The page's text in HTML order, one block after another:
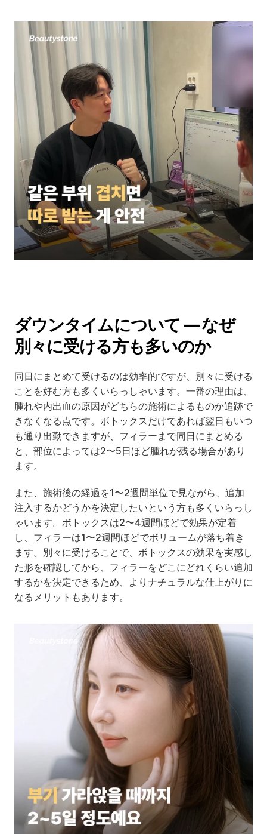
ダウンタイムについて — なぜ
別々に受ける方も多いのか
同日にまとめて受けるのは効率的ですが、別々に受ける
ことを好む方も多くいらっしゃいます。一番の理由は、
腫れや内出血の原因がどちらの施術によるものか追跡で
きなくなる点です。ボトックスだけであれば翌日もいつ
も通り出勤できますが、フィラーまで同日にまとめる
と、部位によっては2〜5日ほど腫れが残る場合があり
ます。
また、施術後の経過を1〜2週間単位で見ながら、追加
注入するかどうかを決定したいという方も多くいらっし
ゃいます。ボトックスは2〜4週間ほどで効果が定着
し、フィラーは1〜2週間ほどでボリュームが落ち着き
ます。別々に受けることで、ボトックスの効果を実感し
た形を確認してから、フィラーをどこにどれくらい追加
するかを決定できるため、よりナチュラルな仕上がりに
なるメリットもあります。